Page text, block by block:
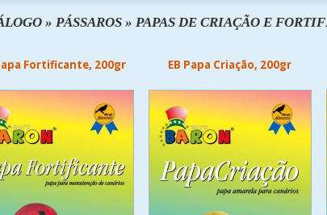
» PÁSSAROS » PAPAS DE CRIAÇÃO E
Fortificante, 200gr EB Papa Criação, 200gr